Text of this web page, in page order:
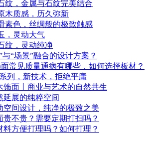
纹，金属与石纹完美结合
木质感，历久弥新
素色，丝绸般的极致触感
，灵动大气
纹，灵动纯净
“场景”融合的设计方案？
常见质量通病有哪些，如何选择板材？
列，新技术，拒绝平庸
饰面丨商业与艺术的自然共生
延展的纯粹空间
空间设计，纯净的极致之美
贵不贵？需要定期打扫吗？
料方便打理吗？如何打理？